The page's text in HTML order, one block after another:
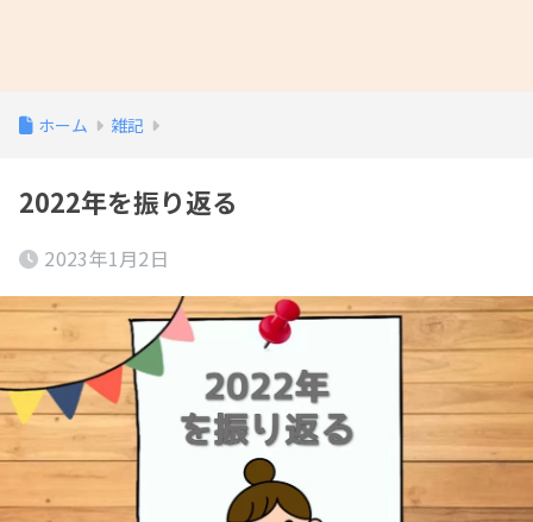
ホーム 雑記
2022年を振り返る
2023年1月2日